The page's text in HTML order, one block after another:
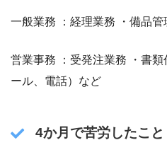
一般業務 ：経理業務 ・備品
営業事務 ：受発注業務 ・書
ール、電話）など
4か月で苦労したこと